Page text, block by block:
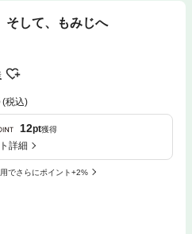
して、もみじへ
(税込)
12pt獲得
詳細
でさらにポイント+2%